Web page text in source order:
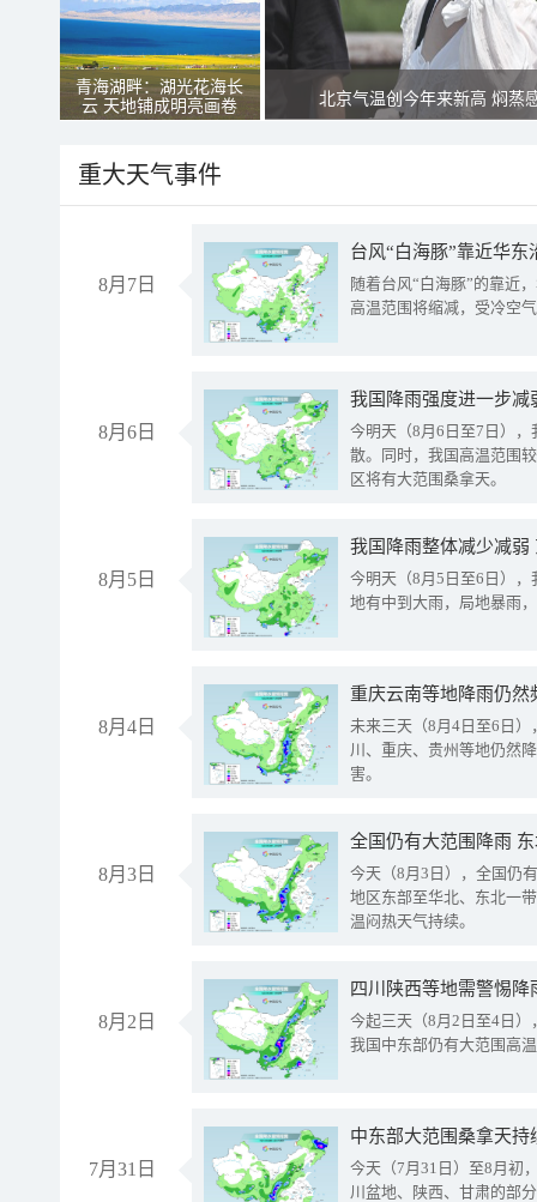
青海湖畔：湖光花海长
云 天地铺成明亮画卷
北京气温创今年来新高 焖蒸
重大天气事件
8月7日
台风“白海豚”靠近华
随着台风“白海豚”的靠近
高温范围将缩减，受冷空
8月6日
今明天（8月6日至7日）
散。同时，我国高温范围
区将有大范围桑拿天。
8月5日
我国降雨整体减少减弱
今明天（8月5日至6日）
地有中到大雨，局地暴雨
8月4日
重庆云南等地降雨仍然
未来三天（8月4日至6日
川、重庆、贵州等地仍然
害。
8月3日
全国仍有大范围降雨
今天（8月3日），全国仍
地区东部至华北、东北一
温闷热天气持续。
8月2日
今起三天（8月2日至4日
我国中东部仍有大范围高
7月31日
中东部大范围桑拿天
今天（7月31日）至8月初
川盆地、陕西、甘肃的部